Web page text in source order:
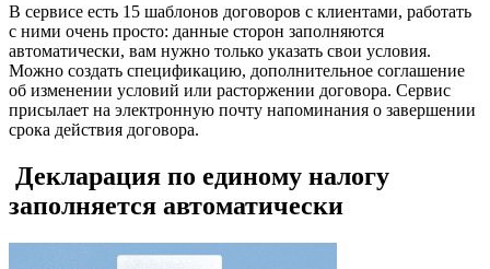
В сервисе есть 15 шаблонов договоров с клиентами, работать
с ними очень просто: данные сторон заполняются
автоматически, вам нужно только указать свои условия.
Можно создать спецификацию, дополнительное соглашение
об изменении условий или расторжении договора. Сервис
присылает на электронную почту напоминания о завершении
срока действия договора.
Декларация по единому налогу
заполняется автоматически